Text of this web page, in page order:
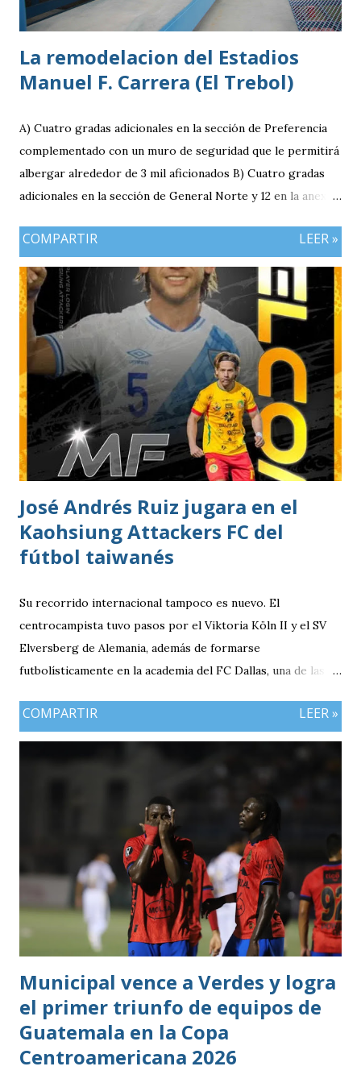
La remodelacion del Estadios
Manuel F. Carrera (El Trebol)
A) Cuatro gradas adicionales en la sección de Preferencia
complementado con un muro de seguridad que le permitirá
albergar alrededor de 3 mil aficionados B) Cuatro gradas
adicionales en la sección de General Norte y 12 en la anexa
El área de la General Sur con entrada independiente será
del estadio queda ahora en 7 mil aficionados. Este domingo
se implementará un parqueo cuyo costo es de Q25
quetzales pero tiene un cupo limitadp. Continúa vigente el
servicio anterior en donde los aficionados se podrán
estacionar en el Parqueo de Tikal Futura. via.
COMPARTIR LEER »
José Andrés Ruiz jugara en el
Kaohsiung Attackers FC del
fútbol taiwanés
Su recorrido internacional tampoco es nuevo. El
centrocampista tuvo pasos por el Viktoria Köln II y el SV
Elversberg de Alemania, además de formarse
futbolísticamente en la academia del FC Dallas, una de las
experiencia que marcó el inicio de su desarrollo como
profesional. Ahora, el guatemalteco se incorpora al
Kaohsiung Attackers FC, una institución de crecimiento
reciente dentro del fútbol taiwanés. El club nació en 2016
con su equipo femenino y fue hasta 2025 cuando creó su
rama masculina, la cual comenzó su recorrido en la Segunda
División antes de conseguir el ascenso a la máxima
categoría.
COMPARTIR LEER »
Municipal vence a Verdes y logra
el primer triunfo de equipos de
Guatemala en la Copa
Centroamericana 2026